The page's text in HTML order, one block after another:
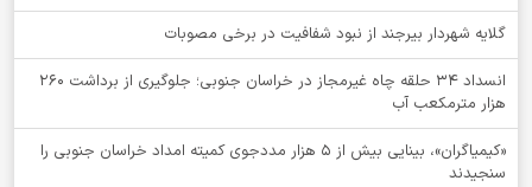
گلایه شهردار بیرجند از نبود شفافیت در برخی مصوبات
انسداد ۳۴ حلقه چاه غیرمجاز در خراسان جنوبی؛ جلوگیری از برداشت ۲۶۰
هزار مترمکعب آب
«کیمیاگران»، بینایی بیش از ۵ هزار مددجوی کمیته امداد خراسان جنوبی را
سنجیدند